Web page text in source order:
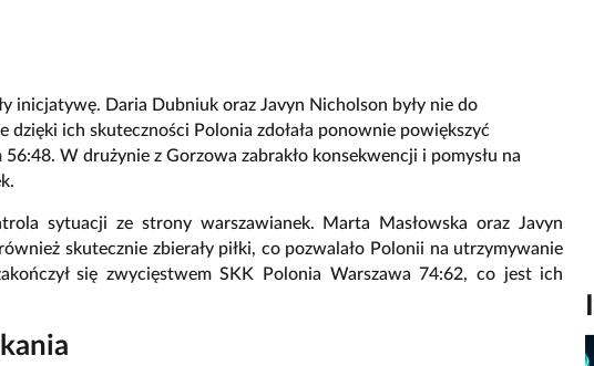
inicjatywę. Daria Dubniuk oraz Javyn Nicholson były nie do
dzięki ich skuteczności Polonia zdołała ponownie powiększyć
W drużynie z Gorzowa zabrakło konsekwencji i pomysłu na
sytuacji ze strony warszawianek. Marta Masłowska oraz Javyn
skutecznie zbierały piłki, co pozwalało Polonii na utrzymywanie
się zwycięstwem SKK Polonia Warszawa 74:62, co jest ich